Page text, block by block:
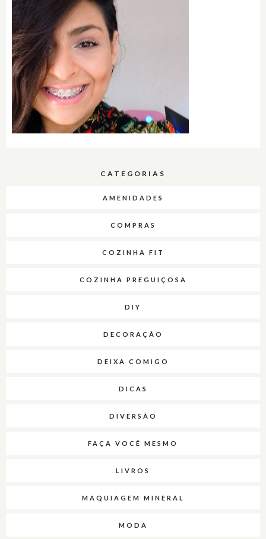
CATEGORIAS
AMENIDADES
COMPRAS
COZINHA FIT
COZINHA PREGUIÇOSA
DIY
DECORAÇÃO
DEIXA COMIGO
DICAS
DIVERSÃO
FAÇA VOCÊ MESMO
LIVROS
MAQUIAGEM MINERAL
MODA